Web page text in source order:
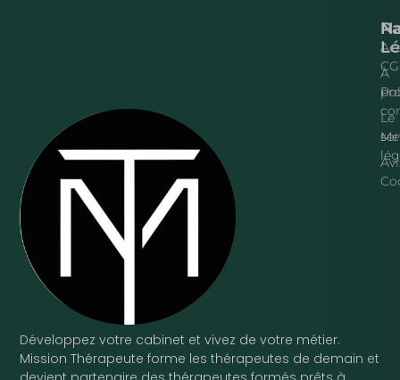
Développez votre cabinet et vivez de votre métier.
Mission Thérapeute forme les thérapeutes de demain et
À
Le